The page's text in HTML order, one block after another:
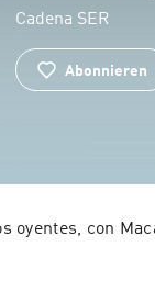
Cadena SER
Abonnieren
oyentes, con